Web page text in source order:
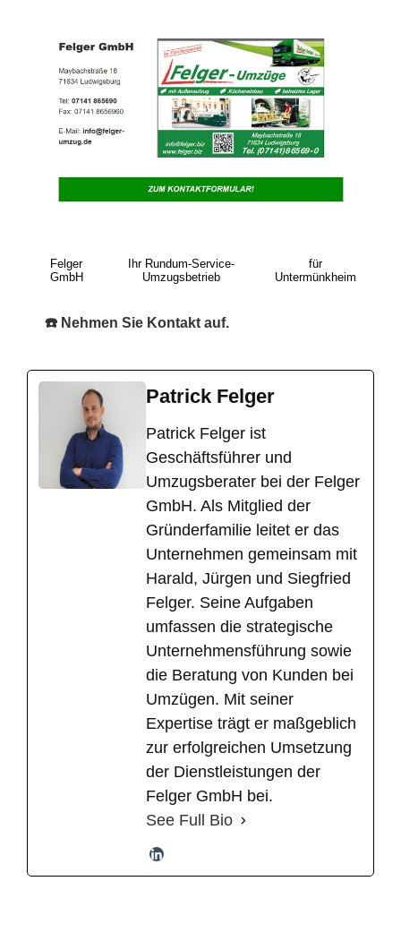
Felger
GmbH
Ihr Rundum-Service-
Umzugsbetrieb
für
Untermünkheim
☎️ Nehmen Sie Kontakt auf.
Patrick Felger
​Patrick Felger ist
Geschäftsführer und
Umzugsberater bei der Felger
GmbH. Als Mitglied der
Gründerfamilie leitet er das
Unternehmen gemeinsam mit
Harald, Jürgen und Siegfried
Felger. Seine Aufgaben
umfassen die strategische
Unternehmensführung sowie
die Beratung von Kunden bei
Umzügen. Mit seiner
Expertise trägt er maßgeblich
zur erfolgreichen Umsetzung
der Dienstleistungen der
Felger GmbH bei.
See Full Bio